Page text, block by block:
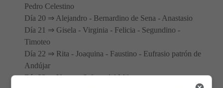
Pedro Celestino
Día 20 ⇒ Alejandro - Bernardino de Sena - Anastasio
Día 21 ⇒ Gisela - Virginia - Felicia - Segundino -
Timoteo
Día 22 ⇒ Rita - Joaquina - Faustino - Eufrasio patrón de
Andújar
Día 23 ⇒ Nuestra Señora del Milagro